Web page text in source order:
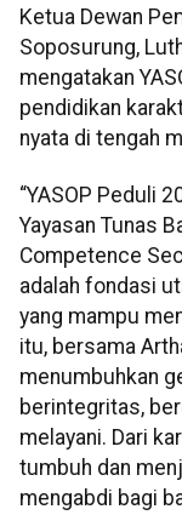
Ketua Dewan
Soposurung,
mengatakan
pendidikan
nyata di tengah
“YASOP Peduli
Yayasan Tunas
Competence
adalah fondasi
yang mampu
itu, bersama
menumbuhkan
berintegritas,
melayani. Dari
tumbuh dan
mengabdi bagi